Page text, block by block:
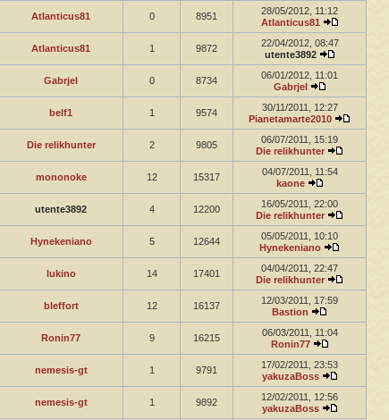
Atlanticus81 0 8951
28/05/2012, 11:12
Atlanticus81
Atlanticus81 1 9872
22/04/2012, 08:47
utente3892
Gabrjel 0 8734
06/01/2012, 11:01
Gabrjel
belf1 1 9574
30/11/2011, 12:27
Pianetamarte2010
Die relikhunter 2 9805
06/07/2011, 15:19
Die relikhunter
mononoke 12 15317
04/07/2011, 11:54
kaone
utente3892 4 12200
16/05/2011, 22:00
Die relikhunter
Hynekeniano 5 12644
05/05/2011, 10:10
Hynekeniano
lukino 14 17401
04/04/2011, 22:47
Die relikhunter
bleffort 12 16137
12/03/2011, 17:59
Bastion
Ronin77 9 16215
06/03/2011, 11:04
Ronin77
nemesis-gt 1 9791
17/02/2011, 23:53
yakuzaBoss
nemesis-gt 1 9892
12/02/2011, 12:56
yakuzaBoss